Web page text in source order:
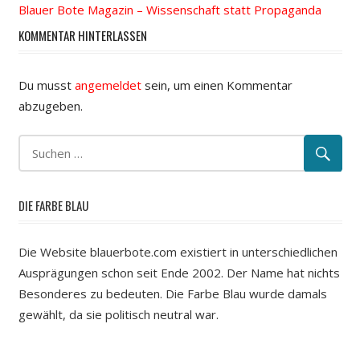
Blauer Bote Magazin – Wissenschaft statt Propaganda
KOMMENTAR HINTERLASSEN
Du musst angemeldetsein, um einen Kommentar
abzugeben.
DIE FARBE BLAU
Die Website blauerbote.com existiert in unterschiedlichen
Ausprägungen schon seit Ende 2002. Der Name hat nichts
Besonderes zu bedeuten. Die Farbe Blau wurde damals
gewählt, da sie politisch neutral war.